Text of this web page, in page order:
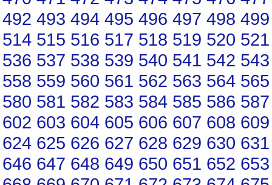
492 493 494 495 496 497 498 499
514 515 516 517 518 519 520 521
536 537 538 539 540 541 542 543
558 559 560 561 562 563 564 565
580 581 582 583 584 585 586 587
602 603 604 605 606 607 608 609
624 625 626 627 628 629 630 631
646 647 648 649 650 651 652 653